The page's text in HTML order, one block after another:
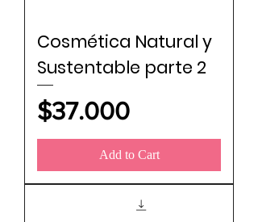
Cosmética Natural y
Sustentable parte 2
Price
$37.000
Add to Cart